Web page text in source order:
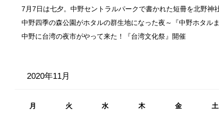
7月7日は七夕。中野セントラルパークで書かれた短冊を北野神
中野四季の森公園がホタルの群生地になった夜～『中野ホタル
中野に台湾の夜市がやって来た！『台湾文化祭』開催
2020年11月
月 火 水 木 金 土